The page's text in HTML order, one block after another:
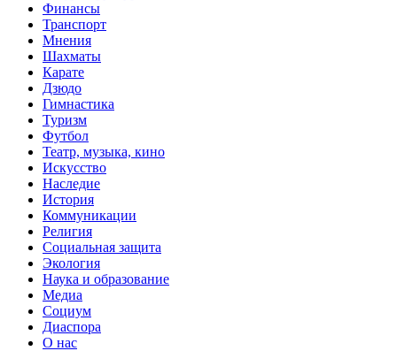
Финансы
Транспорт
Мнения
Шахматы
Карате
Дзюдо
Гимнастика
Туризм
Футбол
Театр, музыка, кино
Искусство
Наследие
История
Коммуникации
Религия
Социальная защита
Экология
Наука и образование
Медиа
Социум
Диаспора
О нас